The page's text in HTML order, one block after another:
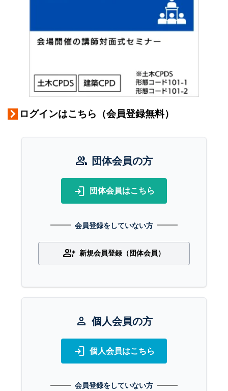
ログインはこちら（会員登録無料）
group 団体会員の方
login 団体会員はこちら
会員登録をしていない方
group_add 新規会員登録（団体会員）
person 個人会員の方
login 個人会員はこちら
会員登録をしていない方